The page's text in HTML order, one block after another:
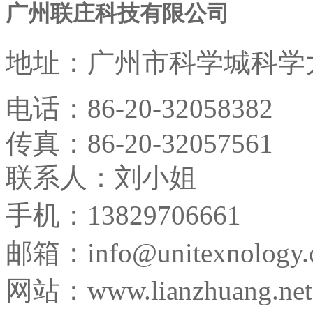
广州联庄科技有限公司
地址： 广州市科学城科
电话： 86-20-32058382
传真： 86-20-32057561
联系人：刘小姐
手机：13829706661
邮箱：
网站：www.lianzhuang.net